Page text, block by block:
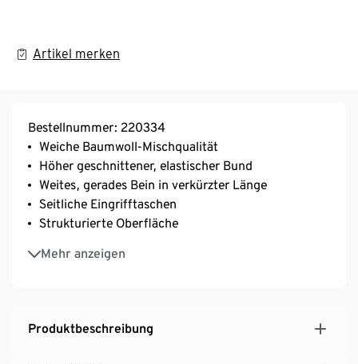
Artikel merken
Bestellnummer: 220334
Weiche Baumwoll-Mischqualität
Höher geschnittener, elastischer Bund
Weites, gerades Bein in verkürzter Länge
Seitliche Eingrifftaschen
Strukturierte Oberfläche
Mehr anzeigen
Mit Elasthan: formbeständig, perfekter Sitz, hoher
Tragekomfort
Produktbeschreibung